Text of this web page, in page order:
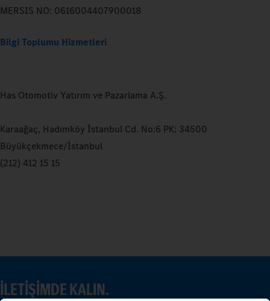
MERSIS NO: 0616004407900018
Bilgi Toplumu Hizmetleri
Has Otomotiv Yatırım ve Pazarlama A.Ş.
Karaağaç, Hadımköy İstanbul Cd. No:6 PK: 34500
Büyükçekmece/İstanbul
(212) 412 15 15
İLETIŞIMDE KALIN.